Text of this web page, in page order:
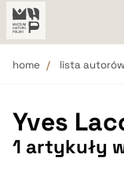
home lista autorów
Yves
1 artykuły